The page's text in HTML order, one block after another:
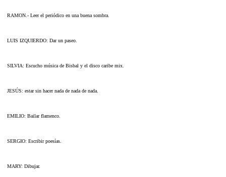
RAMON.- Leer el periódico en una buena sombra.
LUIS IZQUIERDO: Dar un paseo.
SILVIA: Escucho música de Bisbal y el disco caribe mix.
JESÚS: estar sin hacer nada de nada de nada.
EMILIO: Bailar flamenco.
SERGIO: Escribir poesías.
MARY: Dibujar.